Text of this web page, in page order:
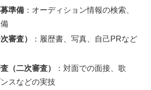
準備 ：オーディション情報の検索、
審査）
：履歴書、写真、自己PRなど
（二次審査）
：対面での面接、歌
スなどの実技